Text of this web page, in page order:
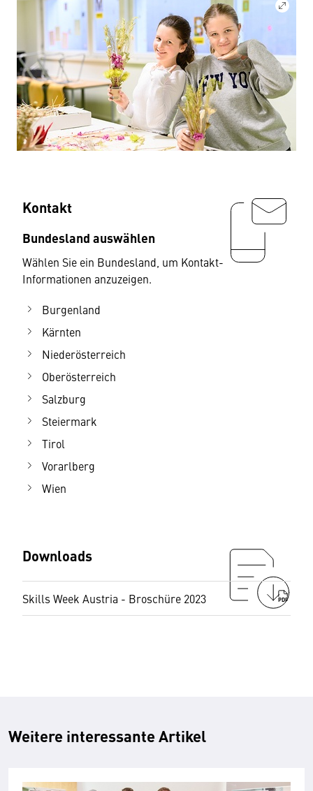
Kontakt
Bundesland auswählen
Wählen Sie ein Bundesland, um Kontakt-
Informationen anzuzeigen.
Burgenland
Kärnten
Niederösterreich
Oberösterreich
Salzburg
Steiermark
Tirol
Vorarlberg
Wien
Downloads
Skills Week Austria - Broschüre 2023 PDF
Weitere interessante Artikel